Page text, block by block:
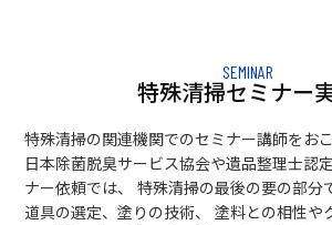
SEMINAR
特殊清掃セミナー
特殊清掃の関連機関でのセミナー講師をお
日本除菌脱臭サービス協会や遺品整理士認
ナー依頼では、 特殊清掃の最後の要の部分
道具の選定、塗りの技術、 塗料との相性や